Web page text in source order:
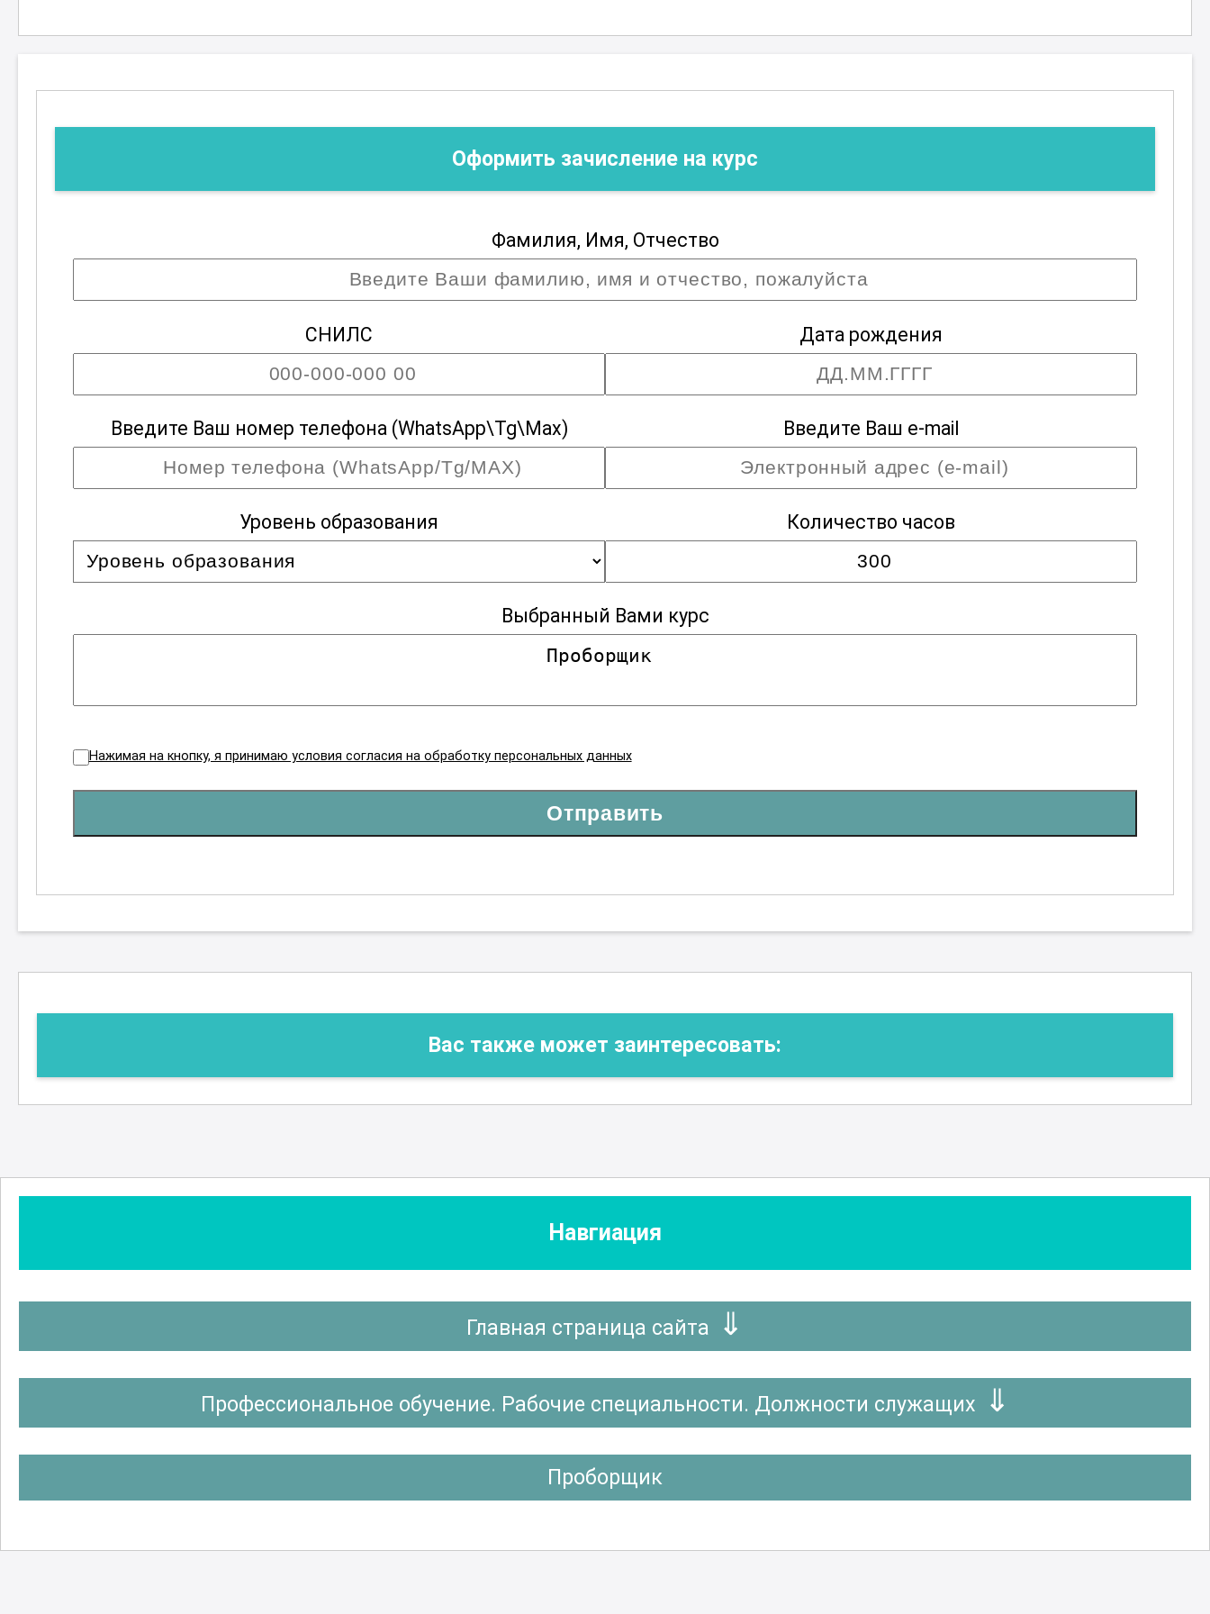
Оформить зачисление на курс
Фамилия, Имя, Отчество
СНИЛС Дата рождения
Введите Ваш номер телефона (WhatsApp\Tg\Max) Введите Ваш e-mail
Уровень образования Количество часов
Выбранный Вами курс
Нажимая на кнопку, я принимаю условия согласия на обработку персональных данных
Отправить
Вас также может заинтересовать:
Навгиация
Главная страница сайта
Профессиональное обучение. Рабочие специальности. Должности служащих
Проборщик